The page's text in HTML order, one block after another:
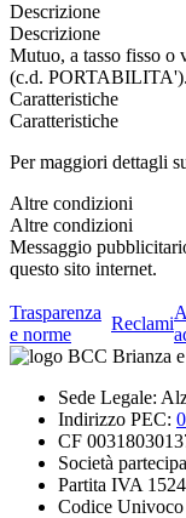
Descrizione
Descrizione
Mutuo, a tasso fisso
(c.d. PORTABILITA').
Caratteristiche
Caratteristiche
Per maggiori dettagli
Altre condizioni
Altre condizioni
Messaggio
questo sito internet.
Trasparenza
e norme
Reclami
Sede Legale:
Indirizzo PEC:
CF
Società
Partita IVA
Codice